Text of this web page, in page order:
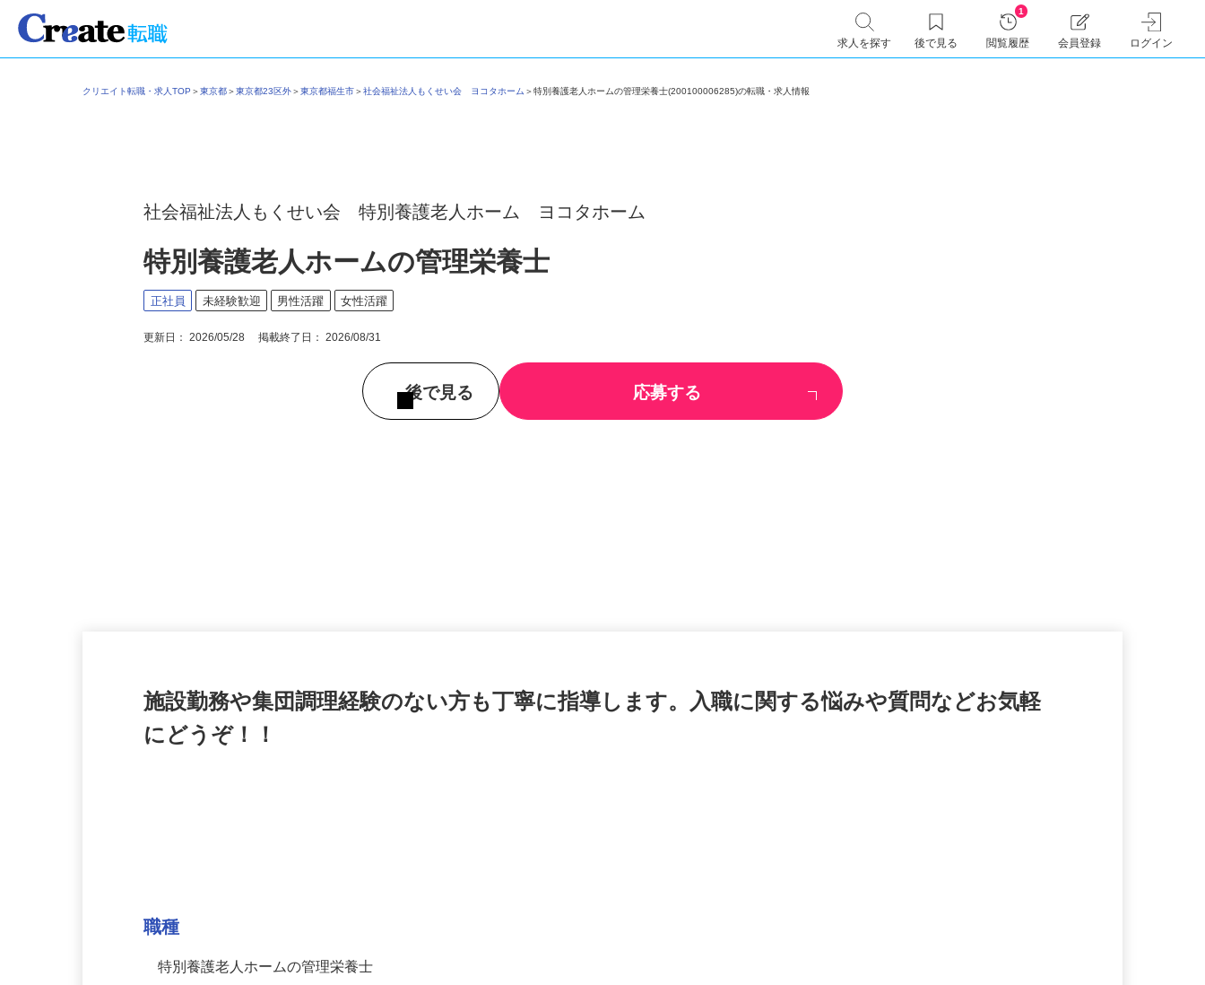
求人を探す 後で見る
1
閲覧履歴 会員登録 ログイン
クリエイト転職・求人TOP＞東京都＞東京都23区外＞東京都福生市＞社会福祉法人もくせい会 ヨコタホーム＞特別養護老人ホームの管理栄養士(200100006285)の転職・求人情報
社会福祉法人もくせい会 特別養護老人ホーム ヨコタホーム
特別養護老人ホームの管理栄養士
正社員 未経験歓迎 男性活躍 女性活躍
更新日： 2026/05/28 掲載終了日： 2026/08/31
後で見る 応募する
施設勤務や集団調理経験のない方も丁寧に指導します。入職に関する悩みや質問などお気軽
にどうぞ！！
職種